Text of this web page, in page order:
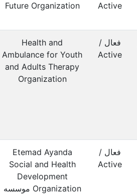
Active
Future Organization
فعال /
Active
Health and
Ambulance for Youth
and Adults Therapy
Organization
فعال /
Active
Etemad Ayanda
Social and Health
Development
Organization موسسه